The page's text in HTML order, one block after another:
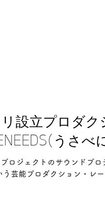
設立プロダク
うさべ
ロジェクトのサウンドプ
う芸能プロダクション・レ